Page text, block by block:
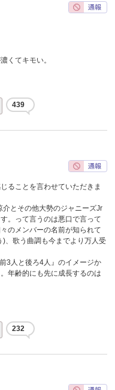
くてキモい。
439
ることを言わせていただきま
とその他大勢のジャニーズJr
。って言うのは悪口で言って
のメンバーの名前が知られて
、歌う曲調も今までより万人受
3人と後ろ4人』のイメージか
年齢的にも先に成長するのは
232